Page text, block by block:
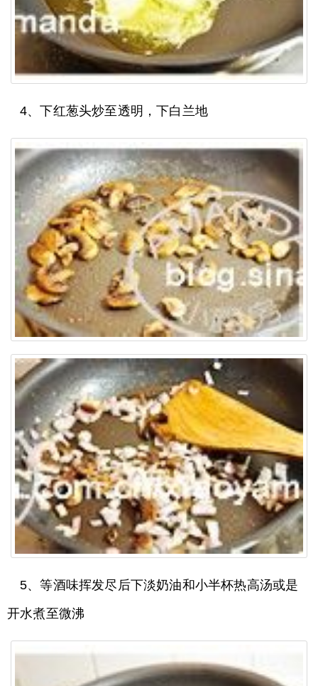
4、下红葱头炒至透明，下白兰地
5、等酒味挥发尽后下淡奶油和小半杯热高汤或是
开水煮至微沸